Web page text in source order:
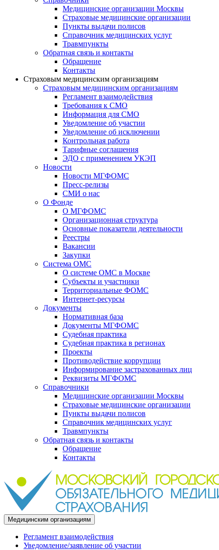
Медицинские организации Москвы
Страховые медицинские организации
Пункты выдачи полисов
Справочник медицинских услуг
Травмпункты
Обратная связь и контакты
Обращение
Контакты
Страховым медицинским организациям
Страховым медицинским организациям
Регламент взаимодействия
Требования к СМО
Информация для СМО
Уведомление об участии
Уведомление об исключении
Контрольная работа
Тарифные соглашения
ЭДО с применением УКЭП
Новости
Новости МГФОМС
Пресс-релизы
СМИ о нас
О Фонде
О МГФОМС
Организационная структура
Основные показатели деятельности
Реестры
Вакансии
Закупки
Система ОМС
О системе ОМС в Москве
Субъекты и участники
Территориальные ФОМС
Интернет-ресурсы
Документы
Нормативная база
Документы МГФОМС
Судебная практика
Судебная практика в регионах
Проекты
Противодействие коррупции
Информирование застрахованных лиц
Реквизиты МГФОМС
Справочники
Медицинские организации Москвы
Страховые медицинские организации
Пункты выдачи полисов
Справочник медицинских услуг
Травмпункты
Обратная связь и контакты
Обращение
Контакты
Медицинским организациям
Регламент взаимодействия
Уведомление/заявление об участии